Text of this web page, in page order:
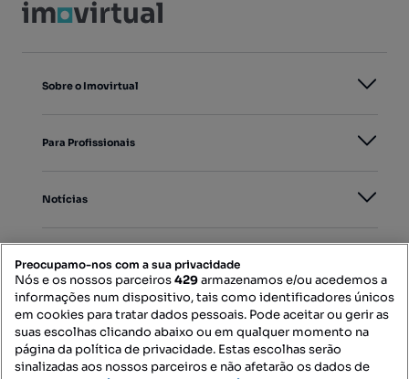
Sobre o Imovirtual
Para Profissionais
Notícias
Mapa do Site
Contacte-nos
Preocupamo-nos com a sua privacidade
Nós e os nossos parceiros429armazenamos e/ou acedemos a
informações num dispositivo, tais como identificadores únicos
em cookies para tratar dados pessoais. Pode aceitar ou gerir as
suas escolhas clicando abaixo ou em qualquer momento na
página da política de privacidade. Estas escolhas serão
sinalizadas aos nossos parceiros e não afetarão os dados de